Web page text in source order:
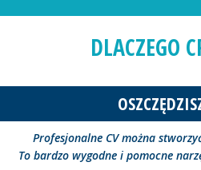
DLACZEGO
Profesjonalne CV można
To bardzo wygodne i pomocne